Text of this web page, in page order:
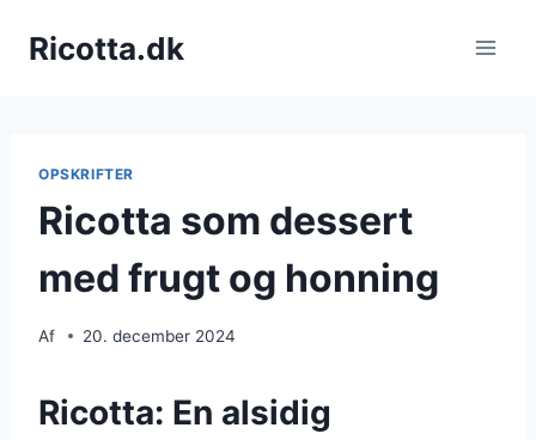
Ricotta.dk
OPSKRIFTER
Ricotta som dessert
med frugt og honning
Af 20. december 2024
Ricotta: En alsidig